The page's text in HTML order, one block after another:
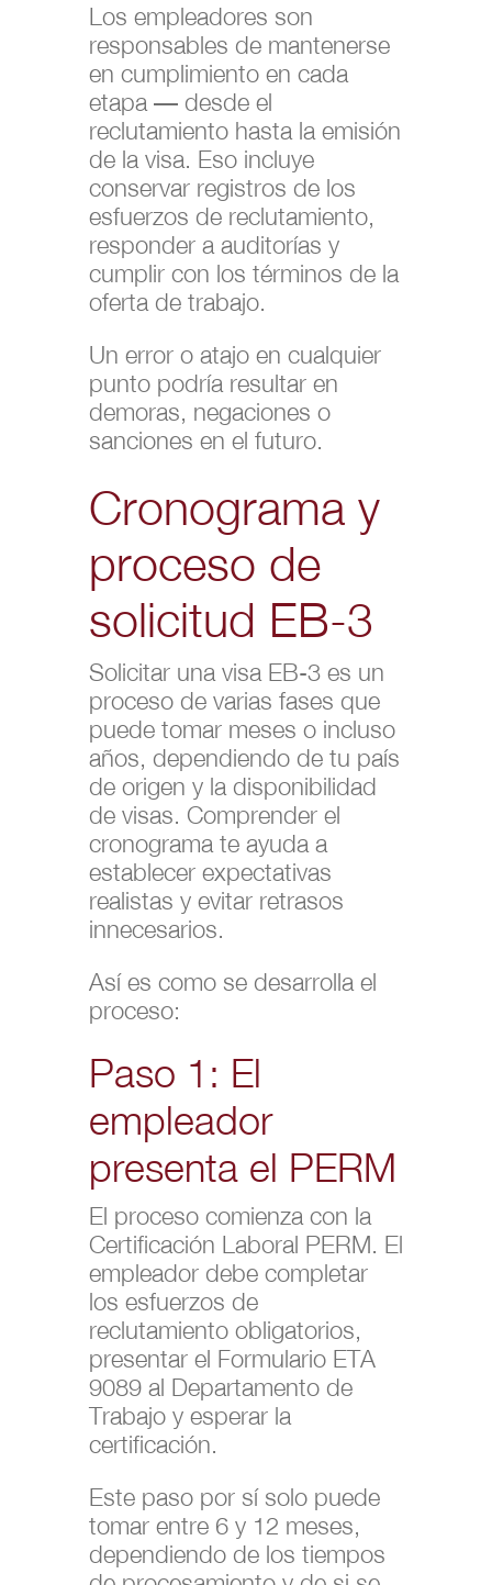
Los empleadores son
responsables de mantenerse
en cumplimiento en cada
etapa — desde el
reclutamiento hasta la emisión
de la visa. Eso incluye
conservar registros de los
esfuerzos de reclutamiento,
responder a auditorías y
cumplir con los términos de la
oferta de trabajo.
Un error o atajo en cualquier
punto podría resultar en
demoras, negaciones o
sanciones en el futuro.
Cronograma y
proceso de
solicitud EB-3
Solicitar una visa EB-3 es un
proceso de varias fases que
puede tomar meses o incluso
años, dependiendo de tu país
de origen y la disponibilidad
de visas. Comprender el
cronograma te ayuda a
establecer expectativas
realistas y evitar retrasos
innecesarios.
Así es como se desarrolla el
proceso:
Paso 1: El
empleador
presenta el PERM
El proceso comienza con la
Certificación Laboral PERM. El
empleador debe completar
los esfuerzos de
reclutamiento obligatorios,
presentar el Formulario ETA
9089 al Departamento de
Trabajo y esperar la
certificación.
Este paso por sí solo puede
tomar entre 6 y 12 meses,
dependiendo de los tiempos